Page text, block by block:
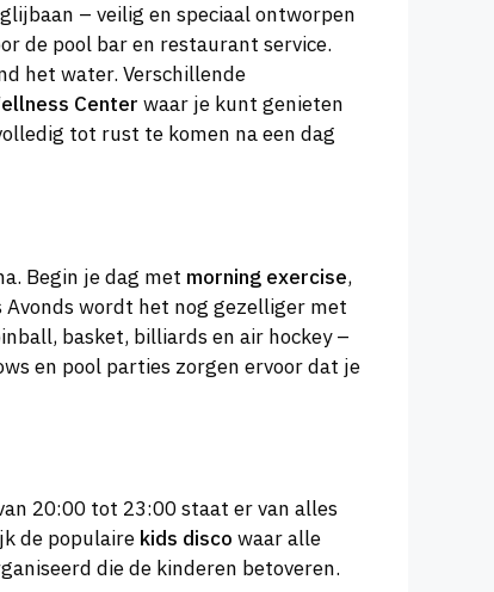
– veilig en speciaal ontworpen
de pool bar en restaurant service.
het water. Verschillende
Center waar je kunt genieten
tot rust te komen na een dag
Begin je dag met morning exercise,
wordt het nog gezelliger met
basket, billiards en air hockey –
en pool parties zorgen ervoor dat je
20:00 tot 23:00 staat er van alles
de populaire kids disco waar alle
die de kinderen betoveren.